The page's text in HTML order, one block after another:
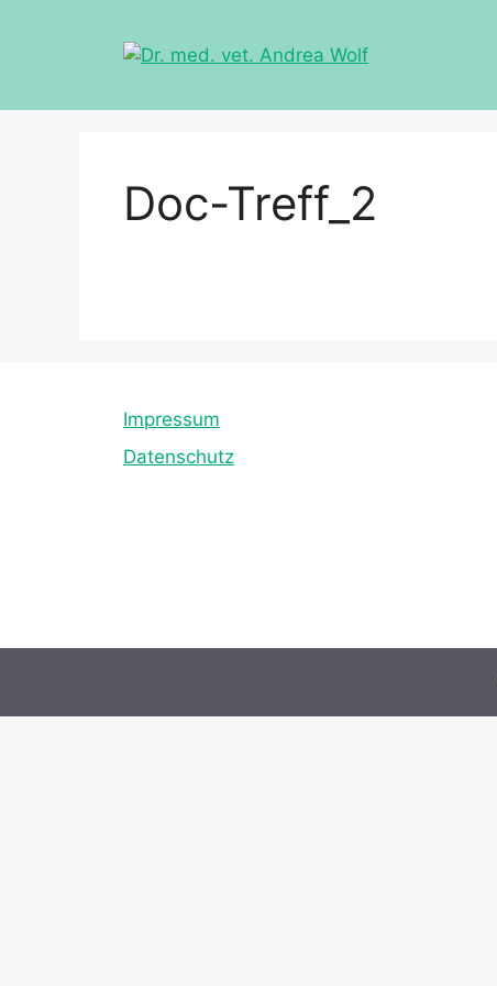
Doc-Treff_2
Impressum
Datenschutz